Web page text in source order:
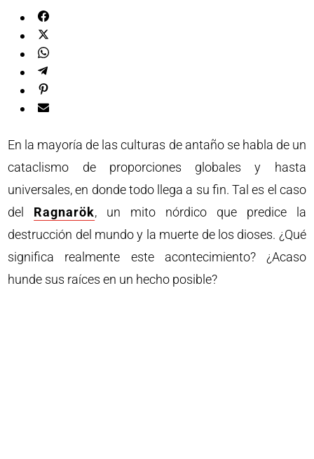
En la mayoría de las culturas de antaño se habla de un
cataclismo de proporciones globales y hasta
universales, en donde todo llega a su fin. Tal es el caso
del Ragnarök, un mito nórdico que predice la
destrucción del mundo y la muerte de los dioses. ¿Qué
significa realmente este acontecimiento? ¿Acaso
hunde sus raíces en un hecho posible?